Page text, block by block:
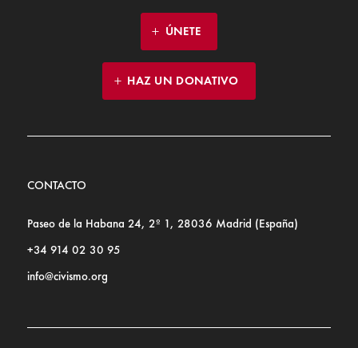
ÚNETE
HAZ UN DONATIVO
CONTACTO
Paseo de la Habana 24, 2º 1, 28036 Madrid (España)
+34 914 02 30 95
info@civismo.org